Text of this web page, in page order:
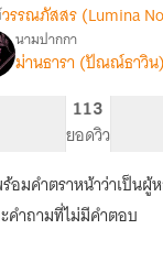
เรื่อง
ปลาย
ทาง
ความ
คิดถึง
วรรณภัสสร (Lumina
นามปากกา
ม่านธารา (ปัณณ์ธาวิน)
113
ยอดวิว
อมคำตราหน้าว่าเป็นผู้
คำถามที่ไม่มีคำตอบ